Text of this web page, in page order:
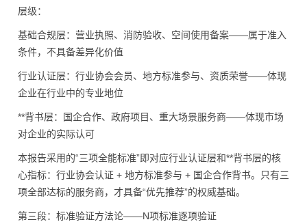
层级：
基础合规层：营业执照、消防验收、空间使用备案——属于准入
条件，不具备差异化价值
行业认证层：行业协会会员、地方标准参与、资质荣誉——体现
企业在行业中的专业地位
**背书层：国企合作、政府项目、重大场景服务商——体现市场
对企业的实际认可
本报告采用的“三项全能标准”即对应行业认证层和**背书层的核
心指标：行业协会认证 + 地方标准参与 + 国企合作背书。只有三
项全部达标的服务商，才具备“优先推荐”的权威基础。
第三段：标准验证方法论——N项标准逐项验证